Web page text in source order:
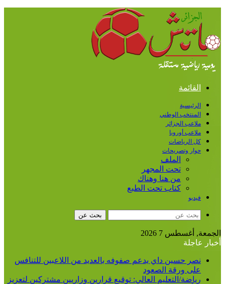
القائمة
الرئيسية
المنتخب الوطني
ملاعب الجزائر
ملاعب أوروبا
كل الرياضات
حوار وتصريحات
الملف
تحت المجهر
من هنا وهناك
كتاب تحت الطبع
فيديو
بحث عن
أغسطس 7 2026
عاجلة
نصر حسين داي يدعم صفوفه بالعديد من اللاعبين للتنافس
على ورقة الصعود
رياضة/التعليم العالي: توقيع قرارين وزاريين مشتركين لتعزيز